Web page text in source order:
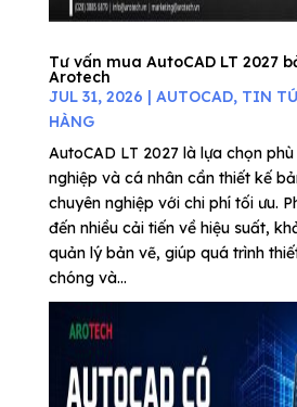
Tư vấn mua AutoCAD LT 2027
Arotech
JUL 31, 2026 | AUTOCAD, TIN
HÀNG
AutoCAD LT 2027 là lựa chọn
nghiệp và cá nhân cần thiết kế
chuyên nghiệp với chi phí tối ưu.
đến nhiều cải tiến về hiệu suất,
quản lý bản vẽ, giúp quá trình
chóng và...